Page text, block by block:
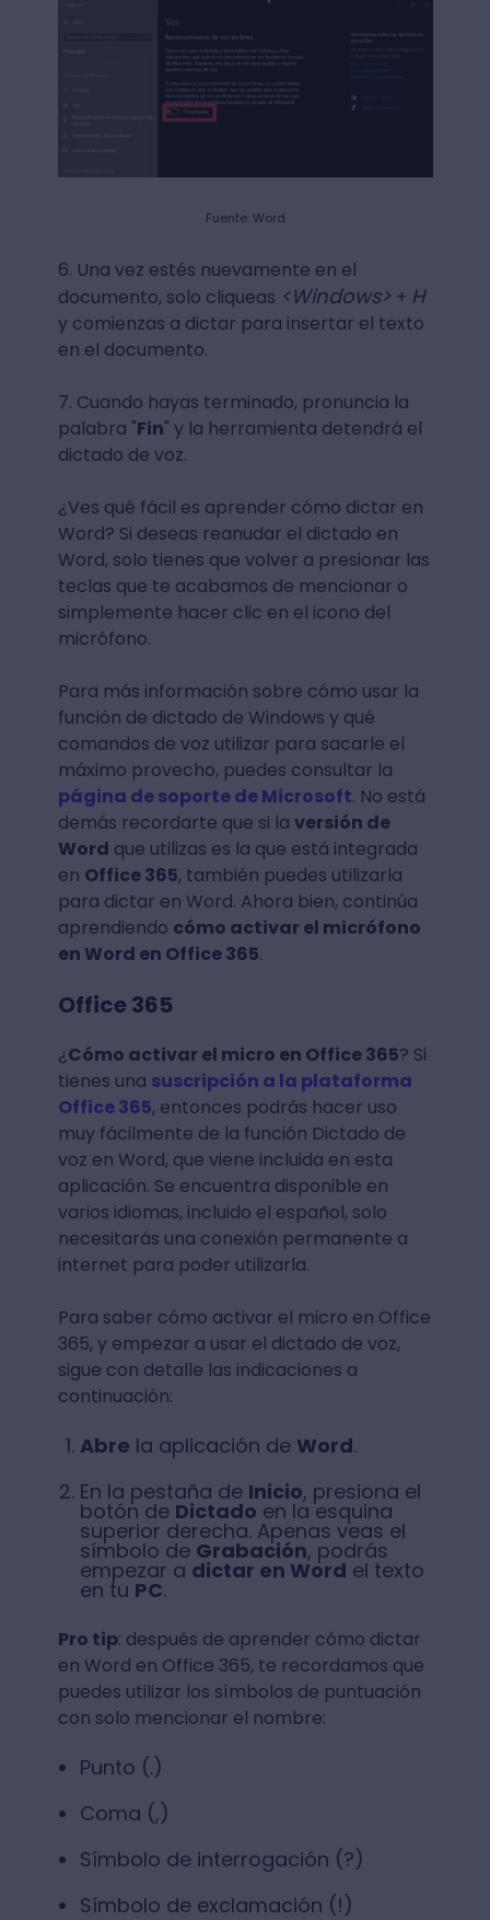
Fuente: Word
6. Una vez estés nuevamente en el
documento, solo cliqueas <Windows> + H
y comienzas a dictar para insertar el texto
en el documento.
7. Cuando hayas terminado, pronuncia la
palabra "Fin" y la herramienta detendrá el
dictado de voz.
¿Ves qué fácil es aprender cómo dictar en
Word? Si deseas reanudar el dictado en
Word, solo tienes que volver a presionar las
teclas que te acabamos de mencionar o
simplemente hacer clic en el icono del
micrófono.
Para más información sobre cómo usar la
función de dictado de Windows y qué
comandos de voz utilizar para sacarle el
máximo provecho, puedes consultar la
página de soporte de Microsoft. No está
demás recordarte que si la versión de
Word que utilizas es la que está integrada
en Office 365, también puedes utilizarla
para dictar en Word. Ahora bien, continúa
aprendiendo cómo activar el micrófono
en Word en Office 365.
Office 365
¿Cómo activar el micro en Office 365? Si
tienes una suscripción a la plataforma
Office 365, entonces podrás hacer uso
muy fácilmente de la función Dictado de
voz en Word, que viene incluida en esta
aplicación. Se encuentra disponible en
varios idiomas, incluido el español, solo
necesitarás una conexión permanente a
internet para poder utilizarla.
Para saber cómo activar el micro en Office
365, y empezar a usar el dictado de voz,
sigue con detalle las indicaciones a
continuación:
Abre la aplicación de Word.
En la pestaña de Inicio, presiona el
botón de Dictado en la esquina
superior derecha. Apenas veas el
símbolo de Grabación, podrás
empezar a dictar en Word el texto
en tu PC.
Pro tip: después de aprender cómo dictar
en Word en Office 365, te recordamos que
puedes utilizar los símbolos de puntuación
con solo mencionar el nombre:
Punto (.)
Coma (,)
Símbolo de interrogación (?)
Símbolo de exclamación (!)